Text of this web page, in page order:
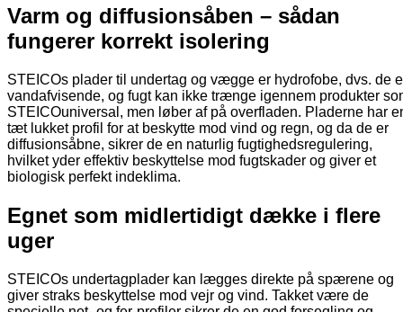
Varm og diffusionsåben – sådan
fungerer korrekt isolering
STEICOs plader til undertag og vægge er hydrofobe, dvs. de
vandafvisende, og fugt kan ikke trænge igennem produkter
STEICOuniversal, men løber af på overfladen. Pladerne har
tæt lukket profil for at beskytte mod vind og regn, og da de er
diffusionsåbne, sikrer de en naturlig fugtighedsregulering,
hvilket yder effektiv beskyttelse mod fugtskader og giver et
biologisk perfekt indeklima.
Egnet som midlertidigt dække i flere
uger
STEICOs undertagplader kan lægges direkte på spærene og
giver straks beskyttelse mod vejr og vind. Takket være de